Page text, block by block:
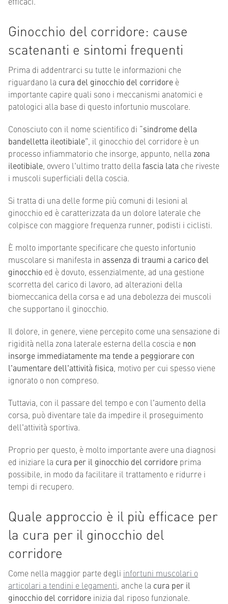
Ginocchio del corridore: cause
scatenanti e sintomi frequenti
Prima di addentrarci su tutte le informazioni che
riguardano la cura del ginocchio del corridore è
importante capire quali sono i meccanismi anatomici e
patologici alla base di questo infortunio muscolare.
Conosciuto con il nome scientifico di “sindrome della
bandelletta ileotibiale”, il ginocchio del corridore è un
processo infiammatorio che insorge, appunto, nella zona
ileotibiale , ovvero l'ultimo tratto della fascia lata che riveste
i muscoli superficiali della coscia.
Si tratta di una delle forme più comuni di lesioni al
ginocchio ed è caratterizzata da un dolore laterale che
colpisce con maggiore frequenza runner, podisti i ciclisti.
È molto importante specificare che questo infortunio
muscolare si manifesta in assenza di traumi a carico del
ginocchio ed è dovuto, essenzialmente, ad una gestione
scorretta del carico di lavoro, ad alterazioni della
biomeccanica della corsa e ad una debolezza dei muscoli
che supportano il ginocchio.
Il dolore, in genere, viene percepito come una sensazione di
rigidità nella zona laterale esterna della coscia e non
insorge immediatamente ma tende a peggiorare con
l'aumentare dell'attività fisica , motivo per cui spesso viene
ignorato o non compreso.
Tuttavia, con il passare del tempo e con l'aumento della
corsa, può diventare tale da impedire il proseguimento
dell'attività sportiva.
Proprio per questo, è molto importante avere una diagnosi
ed iniziare la cura per il ginocchio del corridore prima
possibile, in modo da facilitare il trattamento e ridurre i
tempi di recupero.
Quale approccio è il più efficace per
la cura per il ginocchio del
corridore
Come nella maggior parte degli infortuni muscolari o
articolari a tendini e legamenti , anche la cura per il
ginocchio del corridore inizia dal riposo funzionale.